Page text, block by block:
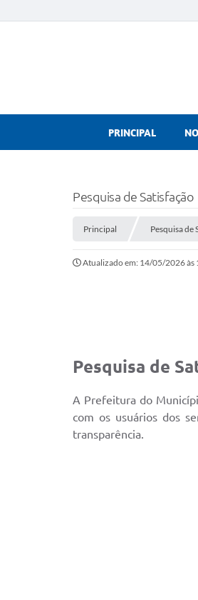
PRINCIPAL
Pesquisa de Satisfação
Principal Pesquisa de
Atualizado em: 14/05/2026 às
Pesquisa de
A Prefeitura do
com os usuários dos
transparência.